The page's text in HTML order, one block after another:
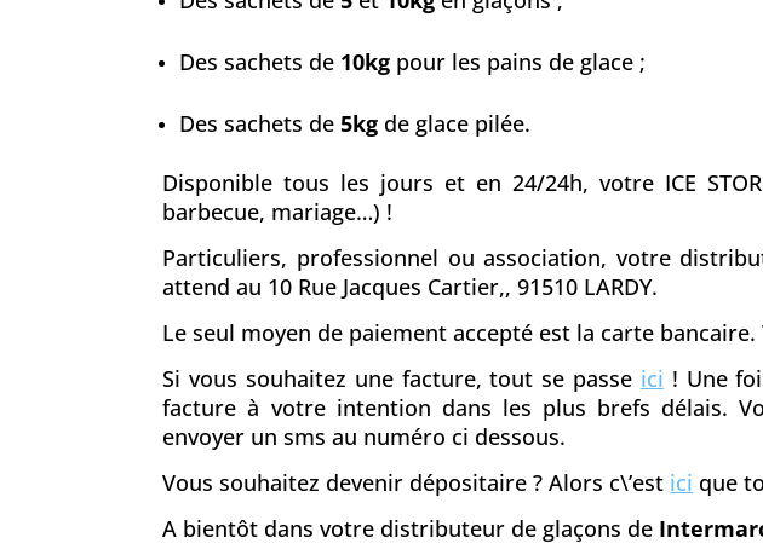
Des sachets de 10kg pour les pains de glace ;
Des sachets de5kg de glace pilée.
Disponible tous les jours et en 24/24h, votre ICE
barbecue, mariage…) !
Particuliers, professionnel ou association, votre
attend au 10 Rue Jacques Cartier,, 91510 LARDY.
Le seul moyen de paiement accepté est la carte
Si vous souhaitez une facture, tout se passe ici ! Une
facture à votre intention dans les plus brefs délais.
envoyer un sms au numéro ci dessous.
Vous souhaitez devenir dépositaire ? Alors c\’est ici que
A bientôt dans votre distributeur de glaçons de